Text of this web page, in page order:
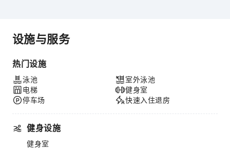
设施与服务
热门设施
泳池
电梯
停车场
室外泳池
健身室
快速入住退房
健身设施
健身室